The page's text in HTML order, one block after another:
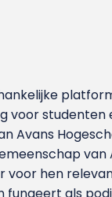
voor studenten
Avans
van
voor hen